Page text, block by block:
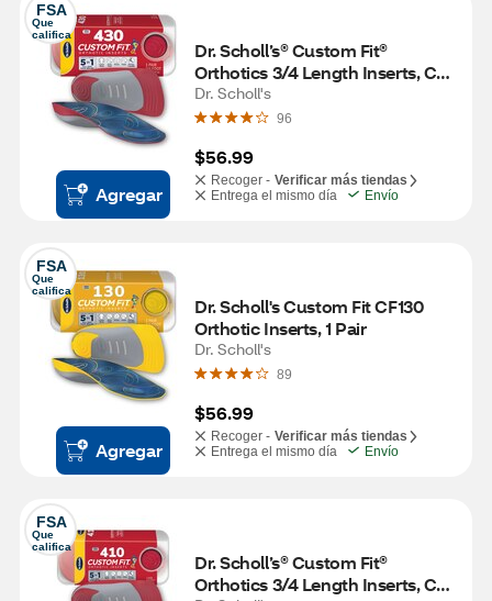
FSA
Que
califica
Agregar
Dr. Scholl’s® Custom Fit®
Orthotics 3/4 Length Inserts, CF
430, Insoles Fit Men & Womens
Shoes
Dr. Scholl's
96
$56.99
Recoger - Verificar más tiendas
Entrega el mismo día
Envío
FSA
Que
califica
Agregar
Dr. Scholl's Custom Fit CF130
Orthotic Inserts, 1 Pair
Dr. Scholl's
89
$56.99
Recoger - Verificar más tiendas
Entrega el mismo día
Envío
FSA
Que
califica
Dr. Scholl’s® Custom Fit®
Orthotics 3/4 Length Inserts, CF